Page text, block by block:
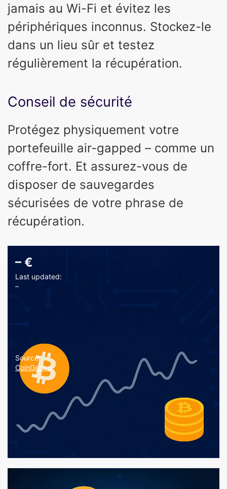
jamais au Wi-Fi et évitez les
périphériques inconnus. Stockez-le
dans un lieu sûr et testez
régulièrement la récupération.
Conseil de sécurité
Protégez physiquement votre
portefeuille air-gapped – comme un
coffre-fort. Et assurez-vous de
disposer de sauvegardes
sécurisées de votre phrase de
récupération.
– €
Last updated:
–
Source:
CoinGecko